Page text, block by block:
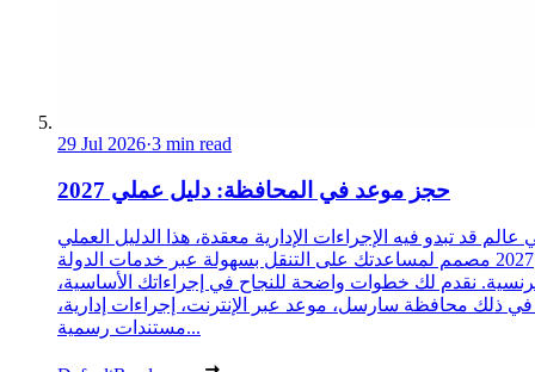
29 Jul 2026·3 min read
حجز موعد في المحافظة: دليل عملي 2027
عالم قد تبدو فيه الإجراءات الإدارية معقدة، هذا الدليل العملي
2027 مصمم لمساعدتك على التنقل بسهولة عبر خدمات الدولة
نقدم لك خطوات واضحة للنجاح في إجراءاتك الأساسية،
في ذلك محافظة سارسل، موعد عبر الإنترنت، إجراءات إدارية،
مستندات رسمية...